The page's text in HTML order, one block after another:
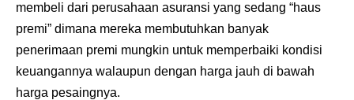
membeli dari perusahaan asuransi yang sedang “haus
premi” dimana mereka membutuhkan banyak
penerimaan premi mungkin untuk memperbaiki kondisi
keuangannya walaupun dengan harga jauh di bawah
harga pesaingnya.